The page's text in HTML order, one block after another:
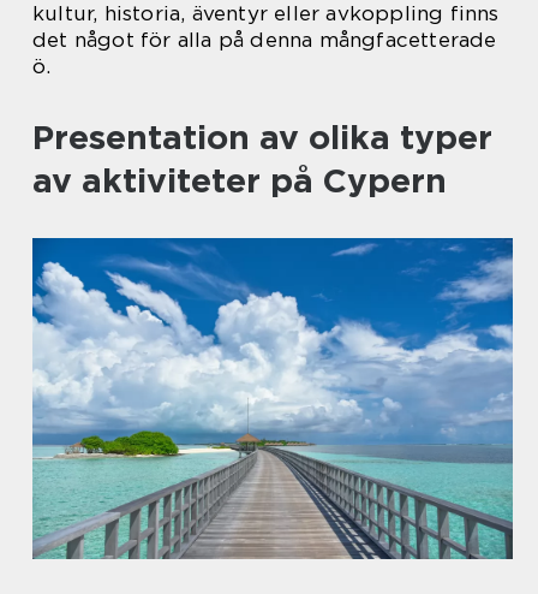
kultur, historia, äventyr eller avkoppling finns
det något för alla på denna mångfacetterade
ö.
Presentation av olika typer
av aktiviteter på Cypern